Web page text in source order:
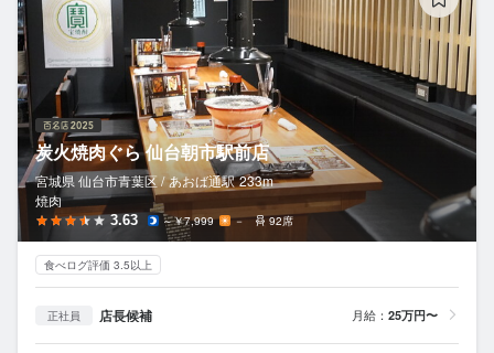
炭火焼肉ぐら 仙台朝市駅前店
宮城県 仙台市青葉区 / あおば通駅 233m
焼肉
3.63 ～￥7,999 － 92席
食べログ評価 3.5以上
正社員 店長候補 月給： 25万円〜